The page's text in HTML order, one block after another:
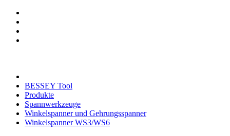
BESSEY Tool
Produkte
Spannwerkzeuge
Winkelspanner und Gehrungsspanner
Winkelspanner WS3/WS6